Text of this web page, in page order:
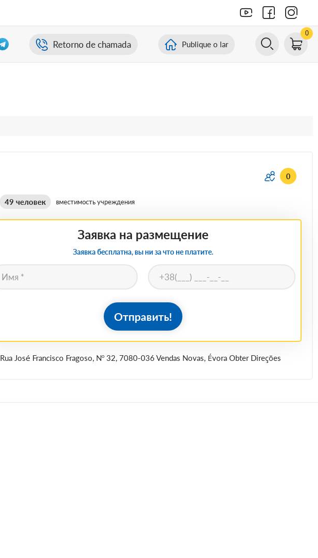
Retorno de chamada Publique o lar
0
0
49 человек вместимость учреждения
Заявка на размещение
Заявка бесплатна, вы ни за что не платите.
Отправить!
Rua José Francisco Fragoso, Nº 32, 7080-036 Vendas Novas, Évora Obter Direções